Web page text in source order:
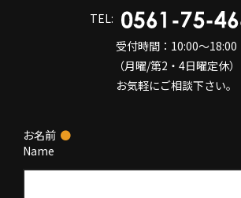
TEL:
受付時間：10:00～18:00
（月曜/第2・4日曜定休）
お気軽にご相談下さい。
お名前 ●
Name